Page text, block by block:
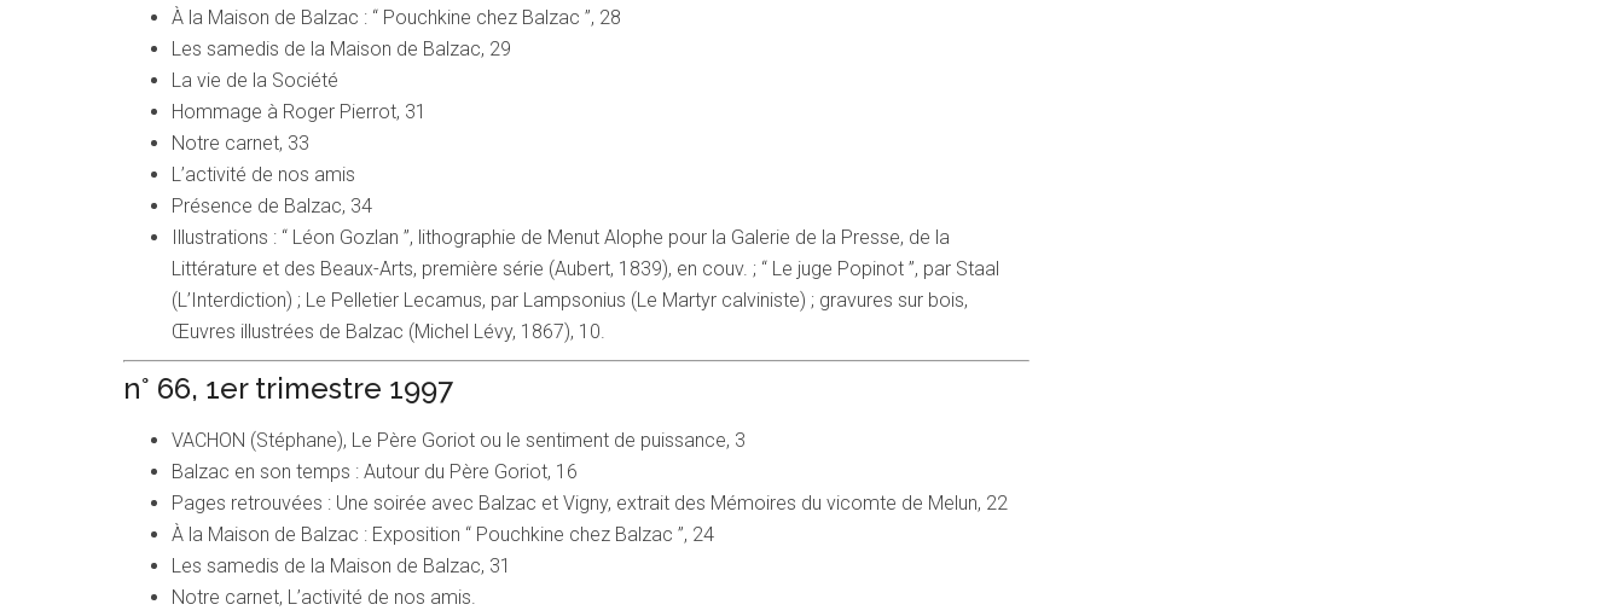
À la Maison de Balzac : “ Pouchkine chez Balzac ”, 28
Les samedis de la Maison de Balzac, 29
La vie de la Société
Hommage à Roger Pierrot, 31
Notre carnet, 33
L’activité de nos amis
Présence de Balzac, 34
Illustrations : “ Léon Gozlan ”, lithographie de Menut Alophe pour la Galerie de la Presse, de la
Littérature et des Beaux-Arts, première série (Aubert, 1839), en couv. ; “ Le juge Popinot ”, par Staal
(L’Interdiction) ; Le Pelletier Lecamus, par Lampsonius (Le Martyr calviniste) ; gravures sur bois,
Œuvres illustrées de Balzac (Michel Lévy, 1867), 10.
n° 66, 1er trimestre 1997
VACHON (Stéphane), Le Père Goriot ou le sentiment de puissance, 3
Balzac en son temps : Autour du Père Goriot, 16
Pages retrouvées : Une soirée avec Balzac et Vigny, extrait des Mémoires du vicomte de Melun, 22
À la Maison de Balzac : Exposition “ Pouchkine chez Balzac ”, 24
Les samedis de la Maison de Balzac, 31
Notre carnet, L’activité de nos amis.